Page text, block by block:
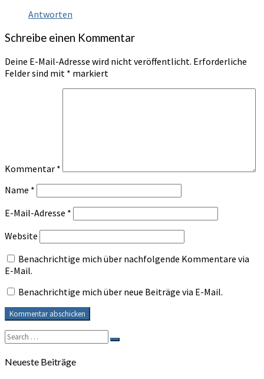
Antworten
Schreibe einen Kommentar
Deine E-Mail-Adresse wird nicht veröffentlicht. Erforderliche
Felder sind mit * markiert
Kommentar *
Name *
E-Mail-Adresse *
Website
Benachrichtige mich über nachfolgende Kommentare via
E-Mail.
Benachrichtige mich über neue Beiträge via E-Mail.
Search
for:
Search
Neueste Beiträge